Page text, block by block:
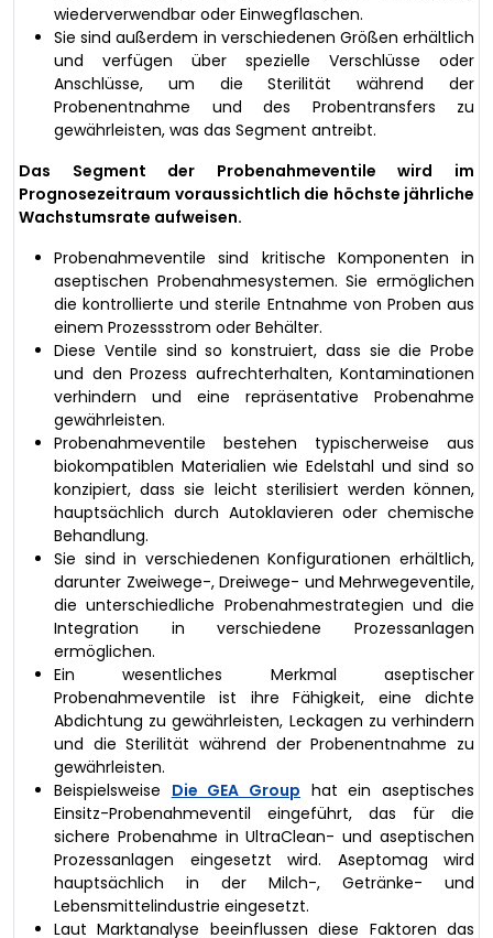
wiederverwendbar oder Einwegflaschen.
Sie sind außerdem in verschiedenen Größen erhältlich
und verfügen über spezielle Verschlüsse oder
Anschlüsse, um die Sterilität während der
Probenentnahme und des Probentransfers zu
gewährleisten, was das Segment antreibt.
Das Segment der Probenahmeventile wird im
Prognosezeitraum voraussichtlich die höchste jährliche
Wachstumsrate aufweisen.
Probenahmeventile sind kritische Komponenten in
aseptischen Probenahmesystemen. Sie ermöglichen
die kontrollierte und sterile Entnahme von Proben aus
einem Prozessstrom oder Behälter.
Diese Ventile sind so konstruiert, dass sie die Probe
und den Prozess aufrechterhalten, Kontaminationen
verhindern und eine repräsentative Probenahme
gewährleisten.
Probenahmeventile bestehen typischerweise aus
biokompatiblen Materialien wie Edelstahl und sind so
konzipiert, dass sie leicht sterilisiert werden können,
hauptsächlich durch Autoklavieren oder chemische
Behandlung.
Sie sind in verschiedenen Konfigurationen erhältlich,
darunter Zweiwege-, Dreiwege- und Mehrwegeventile,
die unterschiedliche Probenahmestrategien und die
Integration in verschiedene Prozessanlagen
ermöglichen.
Ein wesentliches Merkmal aseptischer
Probenahmeventile ist ihre Fähigkeit, eine dichte
Abdichtung zu gewährleisten, Leckagen zu verhindern
und die Sterilität während der Probenentnahme zu
gewährleisten.
Beispielsweise Die GEA Group hat ein aseptisches
Einsitz-Probenahmeventil eingeführt, das für die
sichere Probenahme in UltraClean- und aseptischen
Prozessanlagen eingesetzt wird. Aseptomag wird
hauptsächlich in der Milch-, Getränke- und
Lebensmittelindustrie eingesetzt.
Laut Marktanalyse beeinflussen diese Faktoren das